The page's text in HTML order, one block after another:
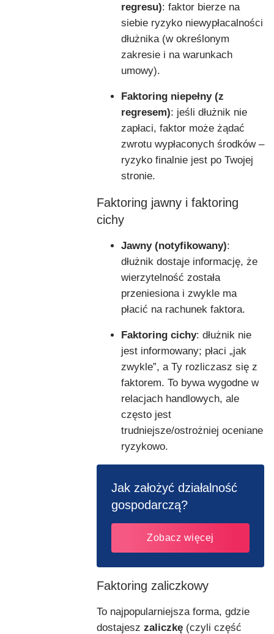
regresu): faktor bierze na
siebie ryzyko niewypłacalności
dłużnika (w określonym
zakresie i na warunkach
umowy).
Faktoring niepełny (z
regresem): jeśli dłużnik nie
zapłaci, faktor może żądać
zwrotu wypłaconych środków –
ryzyko finalnie jest po Twojej
stronie.
Faktoring jawny i faktoring
cichy
Jawny (notyfikowany):
dłużnik dostaje informację, że
wierzytelność została
przeniesiona i zwykle ma
płacić na rachunek faktora.
Faktoring cichy: dłużnik nie
jest informowany; płaci „jak
zwykle”, a Ty rozliczasz się z
faktorem. To bywa wygodne w
relacjach handlowych, ale
często jest
trudniejsze/ostrożniej oceniane
ryzykowo.
Jak założyć działalność
gospodarczą?
Zobacz więcej
Faktoring zaliczkowy
To najpopularniejsza forma, gdzie
dostajesz zaliczkę (czyli część